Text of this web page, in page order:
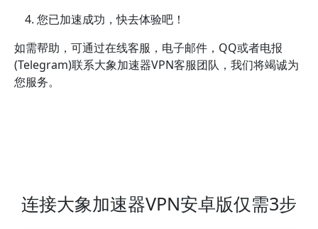
您已加速成功，快去体验吧！
如需帮助，可通过在线客服，电子邮件，QQ或者电报
(Telegram)联系大象加速器VPN客服团队，我们将竭诚为
您服务。
连接大象加速器VPN安卓版仅需3步